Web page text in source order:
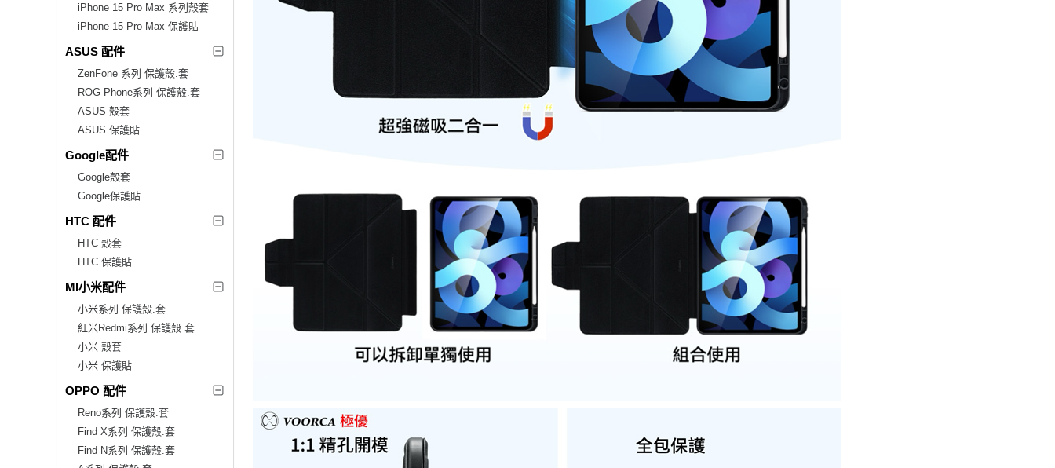
iPhone 15 Pro Max 系列殼套
iPhone 15 Pro Max 保護貼
ASUS 配件
ZenFone 系列 保護殼.套
ROG Phone系列 保護殼.套
ASUS 殼套
ASUS 保護貼
Google配件
Google殼套
Google保護貼
HTC 配件
HTC 殼套
HTC 保護貼
MI小米配件
小米系列 保護殼.套
紅米Redmi系列 保護殼.套
小米 殼套
小米 保護貼
OPPO 配件
Reno系列 保護殼.套
Find X系列 保護殼.套
Find N系列 保護殼.套